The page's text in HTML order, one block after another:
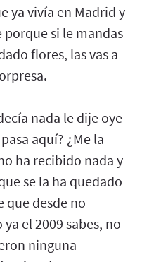
ya vivía en Madrid y
si le mandas
flores, las vas a
nada le dije oye
aquí? ¿Me la
ha recibido nada y
se la ha quedado
que desde no
el 2009 sabes, no
ninguna